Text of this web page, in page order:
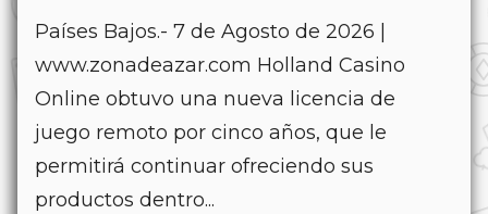
Países Bajos.- 7 de Agosto de 2026 |
www.zonadeazar.com Holland Casino
Online obtuvo una nueva licencia de
juego remoto por cinco años, que le
permitirá continuar ofreciendo sus
productos dentro...